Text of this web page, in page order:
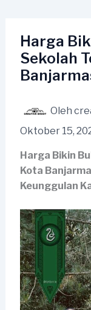
kontenHarga
Sekolah
Oleh
Oktober 15,
Harga Bikin
Kota
Keunggulan